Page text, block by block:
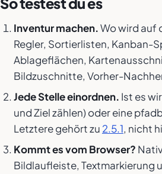
Inventur machen.Wo wird auf
Regler, Sortierlisten, Kanban-
Ablageflächen,
Bildzuschnitte, Vorher-
Jede Stelle einordnen. Ist es
und Ziel zählen) oder eine
Letztere gehört zu 2.5.1, nicht
Kommt es vom Browser?
Bildlaufleiste, Textmarkierung